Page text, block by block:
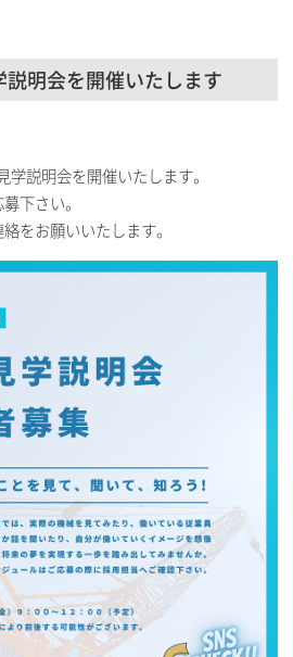
明会を開催いたします
説明会を開催いたします。
下さい。
をお願いいたします。